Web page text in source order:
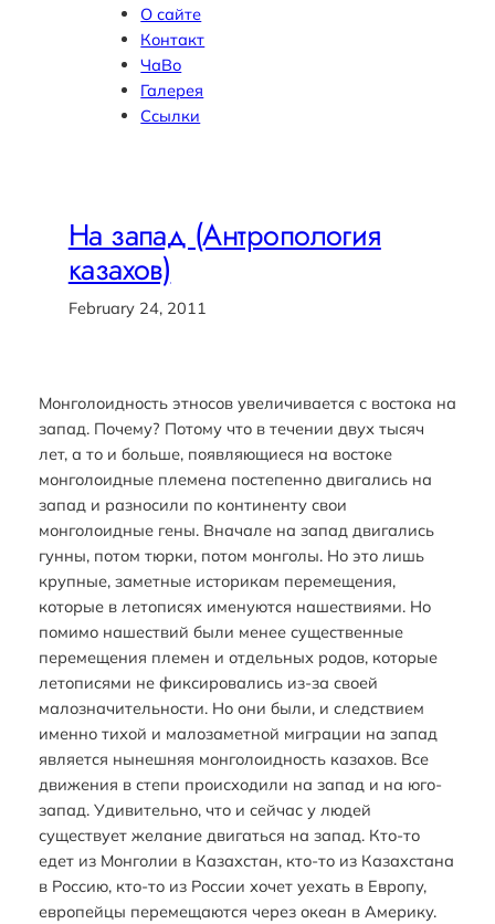
О сайте
Контакт
ЧаВо
Галерея
Ссылки
На запад (Антропология
казахов)
February 24, 2011
Монголоидность этносов увеличивается с востока на
запад. Почему? Потому что в течении двух тысяч
лет, а то и больше, появляющиеся на востоке
монголоидные племена постепенно двигались на
запад и разносили по континенту свои
монголоидные гены. Вначале на запад двигались
гунны, потом тюрки, потом монголы. Но это лишь
крупные, заметные историкам перемещения,
которые в летописях именуются нашествиями. Но
помимо нашествий были менее существенные
перемещения племен и отдельных родов, которые
летописями не фиксировались из-за своей
малозначительности. Но они были, и следствием
именно тихой и малозаметной миграции на запад
является нынешняя монголоидность казахов. Все
движения в степи происходили на запад и на юго-
запад. Удивительно, что и сейчас у людей
существует желание двигаться на запад. Кто-то
едет из Монголии в Казахстан, кто-то из Казахстана
в Россию, кто-то из России хочет уехать в Европу,
европейцы перемещаются через океан в Америку.